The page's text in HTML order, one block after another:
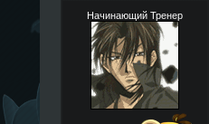
Начинающий Тренер